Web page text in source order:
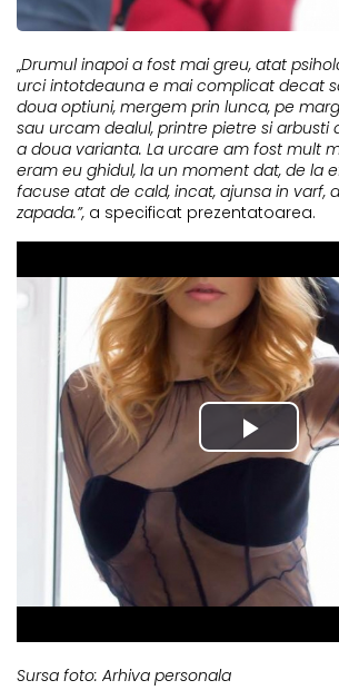
„Drumul inapoi a fost mai greu, atat
urci intotdeauna e mai complicat decat
doua optiuni, mergem prin lunca, pe
sau urcam dealul, printre pietre si arbusti
a doua varianta. La urcare am fost mult
eram eu ghidul, la un moment dat, de la
facuse atat de cald, incat, ajunsa in varf,
zapada.”, a specificat prezentatoarea.
Sursa foto: Arhiva personala